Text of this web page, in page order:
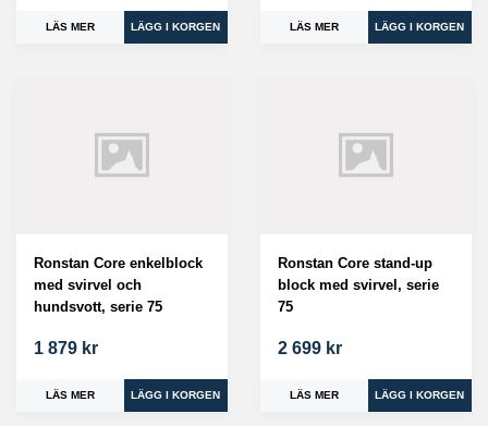
LÄS MER LÄS MER
Ronstan Core enkelblock
med svirvel och
hundsvott, serie 75
1 879 kr
LÄS MER
Ronstan Core stand-up
block med svirvel, serie
75
2 699 kr
LÄS MER